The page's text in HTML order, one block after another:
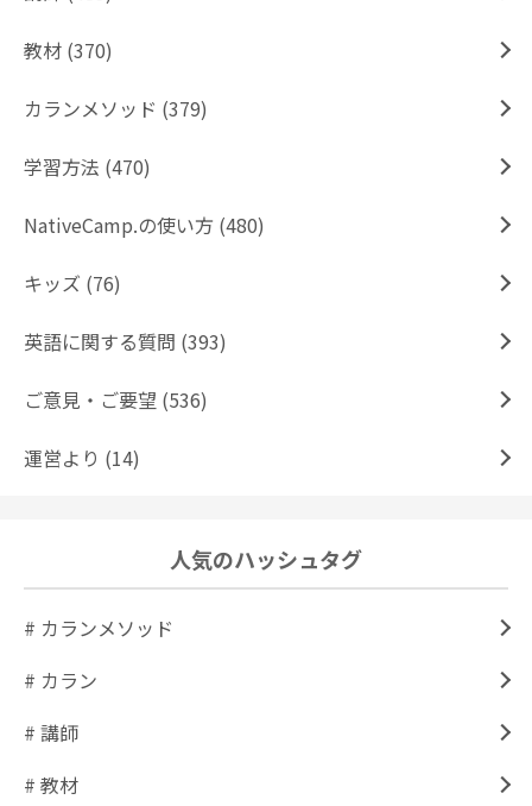
教材 (370)
カランメソッド (379)
学習方法 (470)
NativeCamp.の使い方 (480)
キッズ (76)
英語に関する質問 (393)
ご意見・ご要望 (536)
運営より (14)
人気のハッシュタグ
# カランメソッド
# カラン
# 講師
# 教材